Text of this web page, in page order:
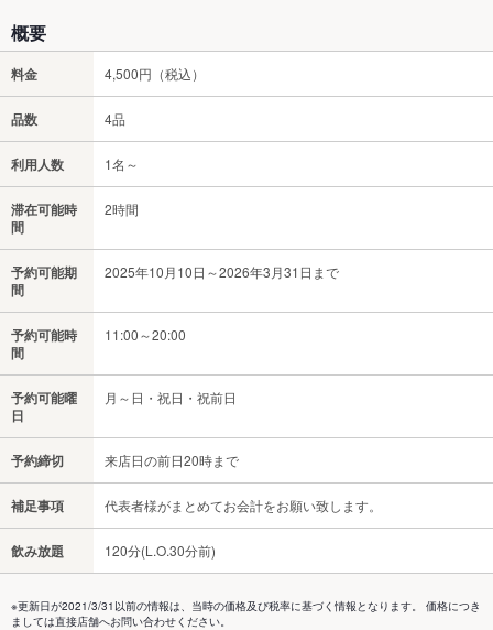
概要
料金 4,500円（税込）
品数 4品
利用人数 1名～
滞在可能時
間
2時間
予約可能期
間
2025年10月10日～2026年3月31日まで
予約可能時
間
11:00～20:00
予約可能曜
日
月～日・祝日・祝前日
予約締切 来店日の前日20時まで
補足事項 代表者様がまとめてお会計をお願い致します。
飲み放題 120分(L.O.30分前)
※更新日が2021/3/31以前の情報は、当時の価格及び税率に基づく情報となります。 価格につき
ましては直接店舗へお問い合わせください。